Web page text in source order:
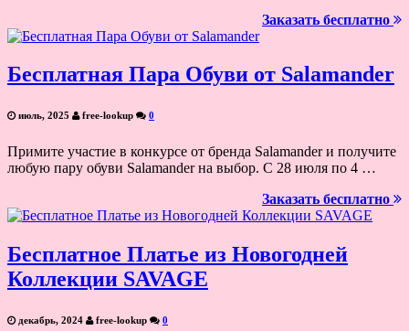
Заказать бесплатно
Бесплатная Пара Обуви от Salamander
июль, 2025 free-lookup 0
Примите участие в конкурсе от бренда Salamander и получите
любую пару обуви Salamander на выбор. С 28 июля по 4 …
Заказать бесплатно
Бесплатное Платье из Новогодней
Коллекции SAVAGE
декабрь, 2024 free-lookup 0